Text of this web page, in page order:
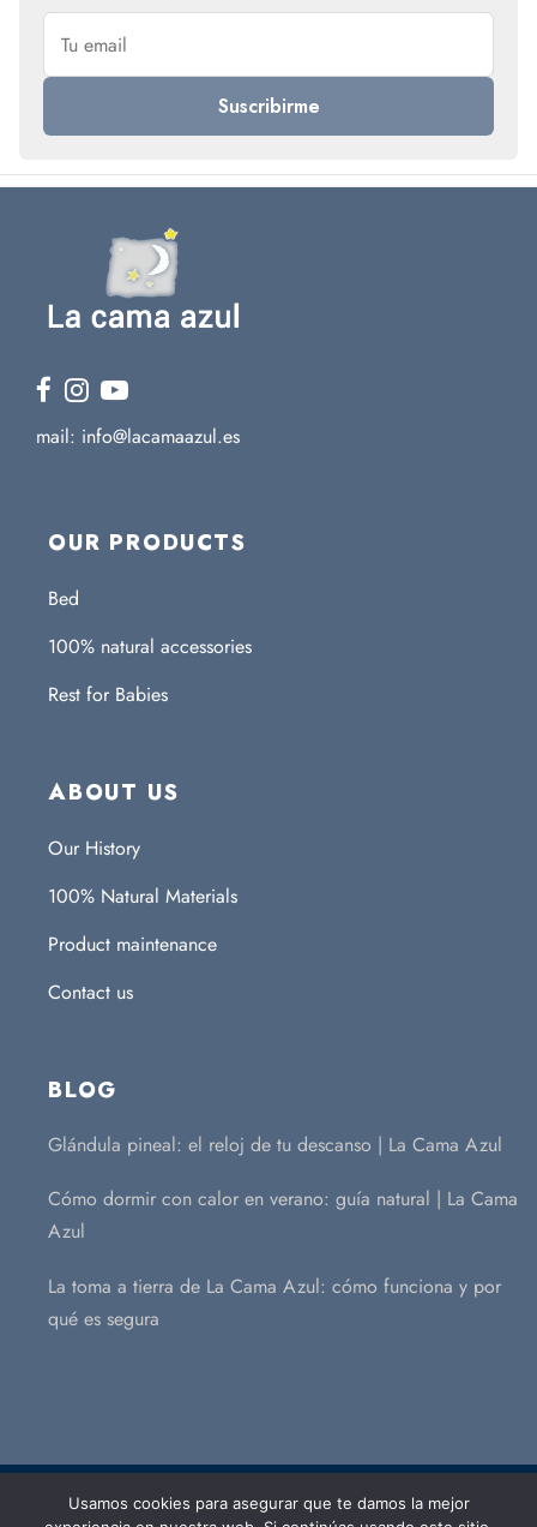
mail: info@lacamaazul.es
OUR PRODUCTS
Bed
100% natural accessories
Rest for Babies
ABOUT US
Our History
100% Natural Materials
Product maintenance
Contact us
BLOG
Glándula pineal: el reloj de tu descanso | La Cama Azul
Cómo dormir con calor en verano: guía natural | La Cama
Azul
La toma a tierra de La Cama Azul: cómo funciona y por
qué es segura
Usamos cookies para asegurar que te damos la mejor